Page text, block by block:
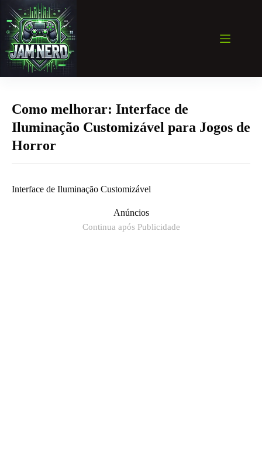
para
conteúdo
Como melhorar: Interface de
Iluminação Customizável para Jogos de
Horror
Interface de Iluminação Customizável
Anúncios
Continua após Publicidade